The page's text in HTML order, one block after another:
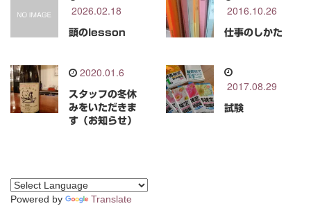
2026.02.18
頭のlesson
2016.10.26
仕事のしかた
2020.01.6
スタッフの冬休
みをいただきま
す（お知らせ）
2017.08.29
試験
Powered by Translate